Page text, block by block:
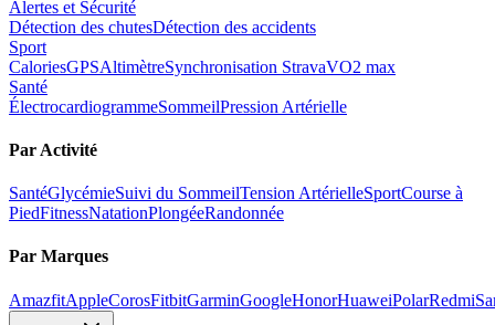
Alertes et Sécurité
Détection des chutesDétection des accidents
Sport
CaloriesGPSAltimètreSynchronisation StravaVO2 max
Santé
ÉlectrocardiogrammeSommeilPression Artérielle
Par Activité
SantéGlycémieSuivi du SommeilTension ArtérielleSportCourse à
PiedFitnessNatationPlongéeRandonnée
Par Marques
AmazfitAppleCorosFitbitGarminGoogleHonorHuaweiPolarRedmi